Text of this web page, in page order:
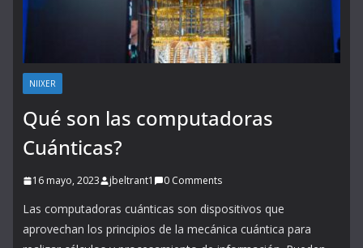
NIIXER
Qué son las computadoras
Cuánticas?
16 mayo, 2023 jbeltrant1 0 Comments
Las computadoras cuánticas son dispositivos que
aprovechan los principios de la mecánica cuántica para